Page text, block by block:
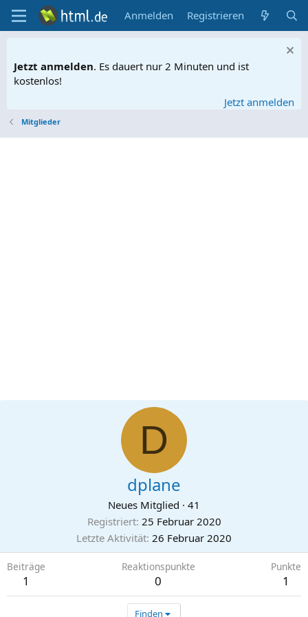
Anmelden Registrieren
Jetzt anmelden. Es dauert nur 2 Minuten und ist
kostenlos!
Jetzt anmelden
Mitglieder
D
dplane
Neues Mitglied · 41
Registriert 25 Februar 2020
Letzte Aktivität 26 Februar 2020
Beiträge
1
Reaktionspunkte
0
Punkte
1
Finden